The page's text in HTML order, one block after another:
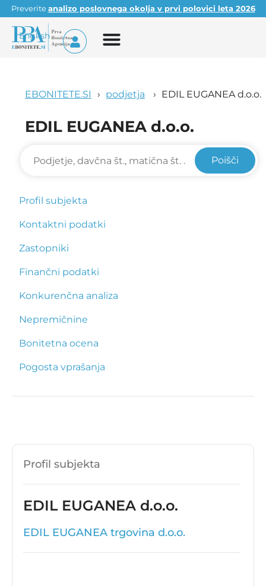
Preveriteanalizo poslovnega okolja v prvi polovici leta 2026
English
EBONITETE.SI podjetja EDIL EUGANEA d.o.o.
EDIL EUGANEA d.o.o.
Poišči
Profil subjekta
Kontaktni podatki
Zastopniki
Finančni podatki
Konkurenčna analiza
Nepremičnine
Bonitetna ocena
Pogosta vprašanja
Profil subjekta
EDIL EUGANEA d.o.o.
EDIL EUGANEA trgovina d.o.o.